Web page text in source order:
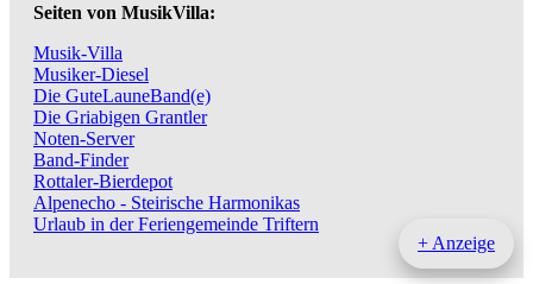
+ Anzeige
Seiten von MusikVilla:
Musik-Villa
Musiker-Diesel
Die GuteLauneBand(e)
Die Griabigen Grantler
Noten-Server
Band-Finder
Rottaler-Bierdepot
Alpenecho - Steirische Harmonikas
Urlaub in der Feriengemeinde Triftern